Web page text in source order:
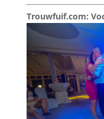
Trouwfuif.com: